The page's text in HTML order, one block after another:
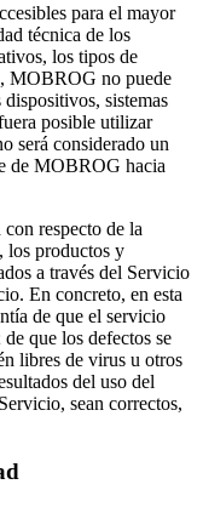
para el mayor
técnica de los
los tipos de
MOBROG no puede
sistemas
posible utilizar
será considerado un
de MOBROG hacia
respecto de la
los productos y
a través del Servicio
En concreto, en esta
de que el servicio
que los defectos se
libres de virus u otros
del uso del
sean correctos,